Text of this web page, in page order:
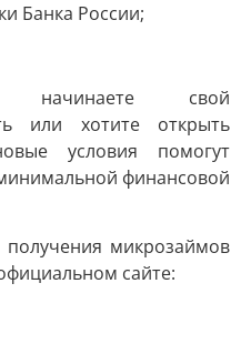
Банка России;
свой
или хотите открыть
условия помогут
финансовой
микрозаймов
сайте: